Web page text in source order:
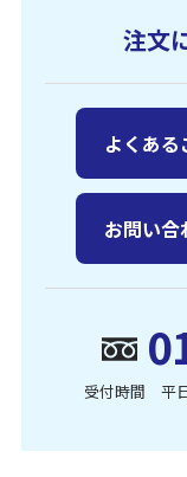
注文
受付時間 平
よくある
お問い合